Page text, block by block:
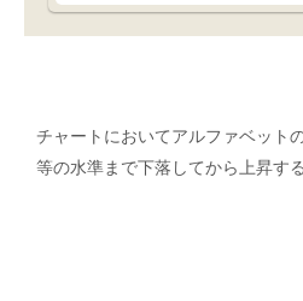
チャートにおいてアルファベット
等の水準まで下落してから上昇する